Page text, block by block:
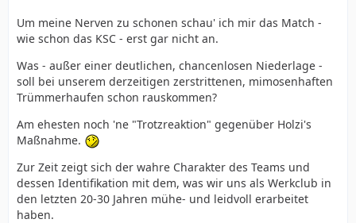
Um meine Nerven zu schonen schau' ich mir das Match -
wie schon das KSC - erst gar nicht an.
Was - außer einer deutlichen, chancenlosen Niederlage -
soll bei unserem derzeitigen zerstrittenen, mimosenhaften
Trümmerhaufen schon rauskommen?
Am ehesten noch 'ne "Trotzreaktion" gegenüber Holzi's
Maßnahme.
Zur Zeit zeigt sich der wahre Charakter des Teams und
dessen Identifikation mit dem, was wir uns als Werkclub in
den letzten 20-30 Jahren mühe- und leidvoll erarbeitet
haben.